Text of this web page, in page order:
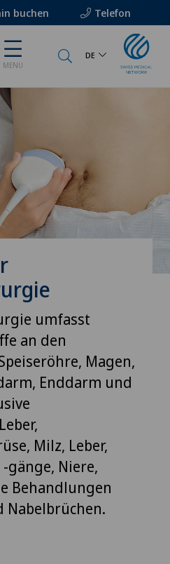
buchen Telefon
MENU
DE
umfasst
an den
Magen,
Enddarm und
Milz, Leber,
gänge, Niere,
Behandlungen
Nabelbrüchen.